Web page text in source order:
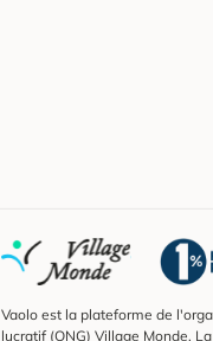
Vaolo est la plateforme de
lucratif (ONG) Village Monde.